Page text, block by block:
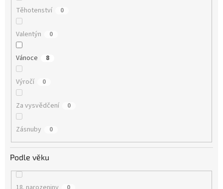
Těhotenství 0
Valentýn 0
Vánoce 8
Výročí 0
Za vysvědčení 0
Zásnuby 0
Podle věku